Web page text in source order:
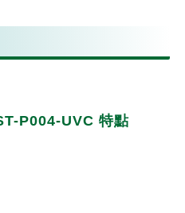
P004-UVC 特點